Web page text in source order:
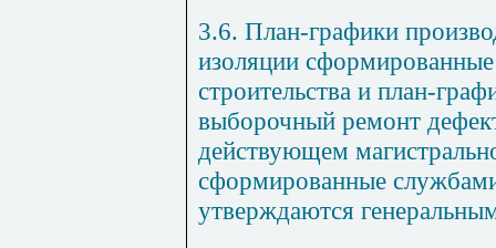
3.6. План-графики
изоляции
строительства и план-
выборочный ремонт
действующем
сформированные
утверждаются